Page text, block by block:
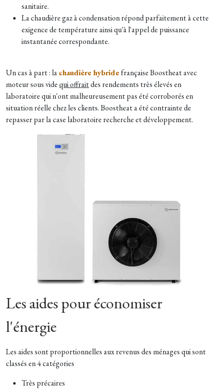
sanitaire.
La chaudière gaz à condensation répond parfaitement à cette
exigence de température ainsi qu'à l'appel de puissance
instantanée correspondante.
Un cas à part : lachaudière hybridefrançaise Boostheat avec
moteur sous videqui offraitdes rendements très élevés en
laboratoire qui n'ont malheureusement pas été corroborés en
situation réelle chez les clients. Boostheat a été contrainte de
repasser par la case laboratoire recherche et développement.
Les aides pour économiser
l'énergie
Les aides sont proportionnelles aux revenus des ménages qui sont
classés en 4 catégories
Très précaires